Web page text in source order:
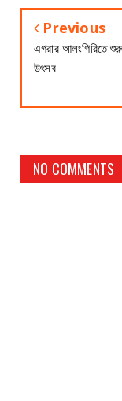
Previous
এগরার আলংগিরিতে
উৎসব
NO COMMENTS